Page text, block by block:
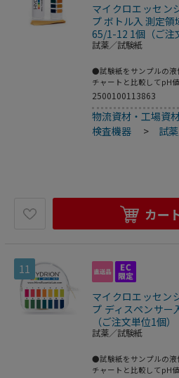
マイクロエッセン
プ ボトル入 測定
65/1-12 1個（ご注
試薬／試験紙
●試験紙をサンプルの液
チャートと比較してpH
クロエッセンシャルラボ
める努力が実を結び、
その品質、精度、信頼性
になっています。●未知
予めpH値を測定してお
長さが決まっているブ
12●サイズ：
数：100枚●※サンプル
事業者様向け商品です。
2500100113863
物流資材・工場資
検査機器
> 試
カー
11
マイクロエッセン
プ ディスペンサ
（ご注文単位1個）
試薬／試験紙
●試験紙をサンプルの液
チャートと比較してpH